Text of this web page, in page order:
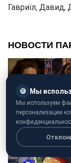
Гавриїл, Давид,
🍪 Мы
Мы используем
персонализации